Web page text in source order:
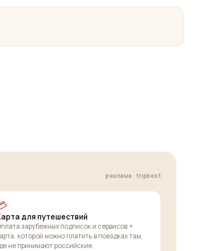
реклама · tripbest
для путешествий
зарубежных подписок и сервисов +
которой можно платить в поездках там,
не принимают российские.